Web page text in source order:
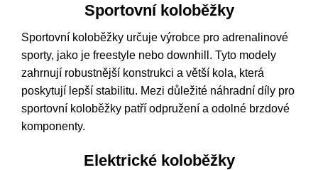
Sportovní koloběžky
Sportovní koloběžky určuje výrobce pro adrenalinové
sporty, jako je freestyle nebo downhill. Tyto modely
zahrnují robustnější konstrukci a větší kola, která
poskytují lepší stabilitu. Mezi důležité náhradní díly pro
sportovní koloběžky patří odpružení a odolné brzdové
komponenty.
Elektrické koloběžky